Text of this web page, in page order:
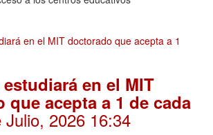
en el MIT
que acepta a 1 de cada
Julio, 2026 16:34